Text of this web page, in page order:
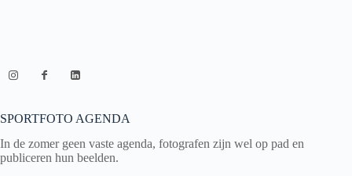
SPORTFOTO AGENDA
In de zomer geen vaste agenda, fotografen zijn wel op pad en
publiceren hun beelden.